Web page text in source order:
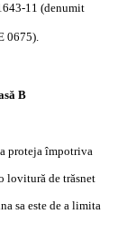
11 (denumit
0675).
B
proteja împotriva
lovitură de trăsnet
sa este de a limita